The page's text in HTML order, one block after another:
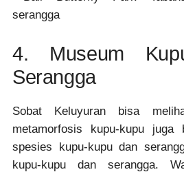
4. Museum
Serangga
Sobat Keluyuran bisa
metamorfosis kupu-kupu juga
spesies kupu-kupu dan
kupu-kupu dan serangga.